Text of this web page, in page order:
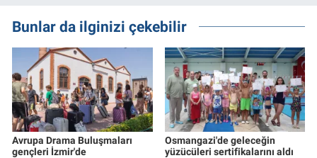
Bunlar da ilginizi çekebilir
Avrupa Drama Buluşmaları
gençleri İzmir'de
Osmangazi'de geleceğin
yüzücüleri sertifikalarını aldı